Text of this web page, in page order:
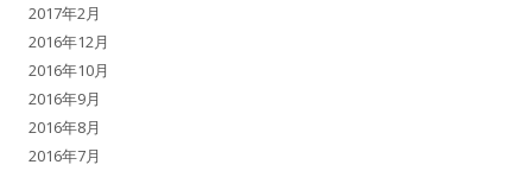
2017年2月
2016年12月
2016年10月
2016年9月
2016年8月
2016年7月